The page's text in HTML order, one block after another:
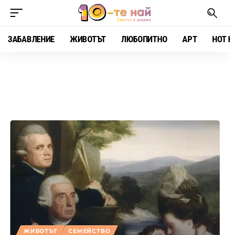
ЗАБАВЛЕНИЕ ЖИВОТЪТ ЛЮБОПИТНО АРТ HOT
ЖИВОТЪТ СЕМЕЙСТВО